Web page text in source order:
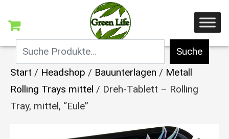
Suche
Start / Headshop / Bauunterlagen / Metall
Rolling Trays mittel / Dreh-Tablett – Rolling
Tray, mittel, “Eule”